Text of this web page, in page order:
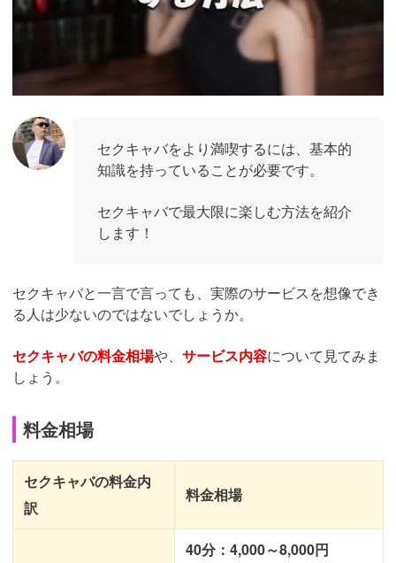
セクキャバをより満喫するには、基本的
知識を持っていることが必要です。
セクキャバで最大限に楽しむ方法を紹介
します！
セクキャバと一言で言っても、実際のサービスを想像でき
る人は少ないのではないでしょうか。
セクキャバの料金相場や、 サービス内容について見てみま
しょう。
料金相場
セクキャバの料金内
訳
料金相場
40分：4,000～8,000円